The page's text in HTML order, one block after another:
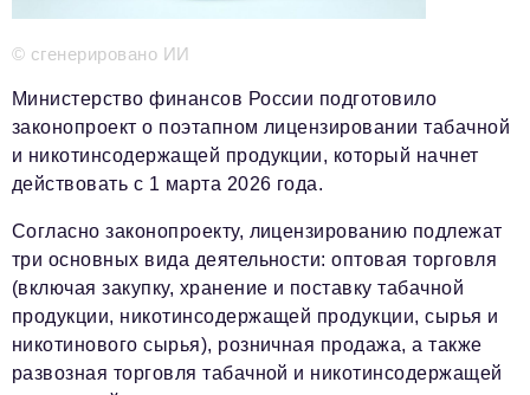
© сгенерировано ИИ
Министерство финансов России подготовило
законопроект о поэтапном лицензировании табачной
и никотинсодержащей продукции, который начнет
действовать с 1 марта 2026 года.
Согласно законопроекту, лицензированию подлежат
три основных вида деятельности: оптовая торговля
(включая закупку, хранение и поставку табачной
продукции, никотинсодержащей продукции, сырья и
никотинового сырья), розничная продажа, а также
развозная торговля табачной и никотинсодержащей